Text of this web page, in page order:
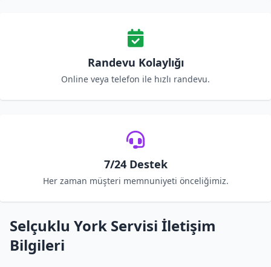
Randevu Kolaylığı
Online veya telefon ile hızlı randevu.
7/24 Destek
Her zaman müşteri memnuniyeti önceliğimiz.
Selçuklu York Servisi İletişim
Bilgileri